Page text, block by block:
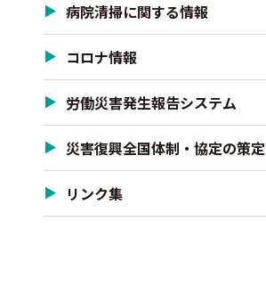
病院清掃に関する情報
コロナ情報
労働災害発生報告システム
災害復興全国体制・協定の策定
リンク集